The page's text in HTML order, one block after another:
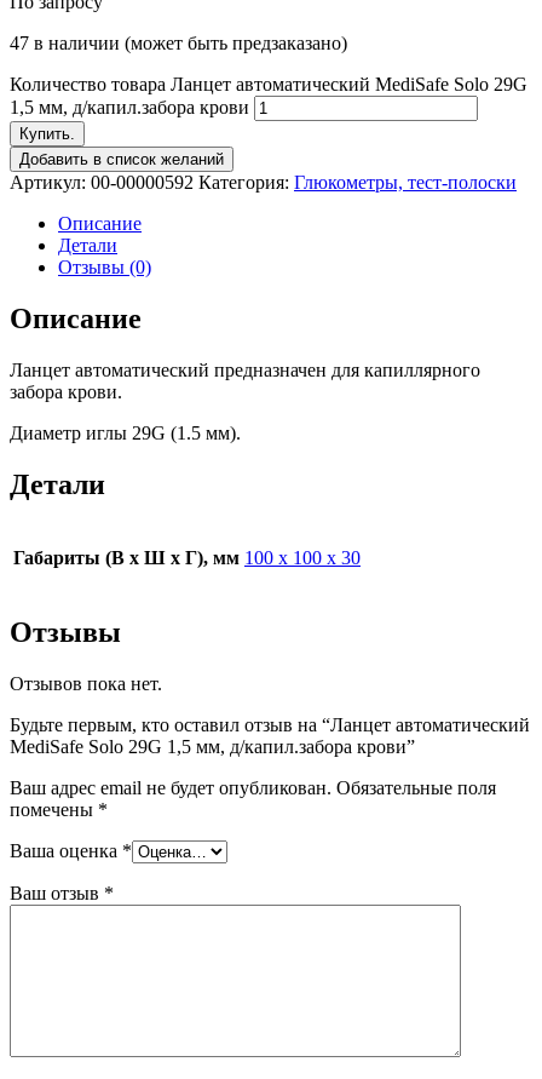
47 в наличии (может быть предзаказано)
Количество товара Ланцет автоматический MediSafe Solo 29G
1,5 мм, д/капил.забора крови
Купить.
Добавить в список желаний
Артикул: 00-00000592 Категория: Глюкометры, тест-полоски
Описание
Детали
Отзывы (0)
Описание
Ланцет автоматический предназначен для капиллярного
забора крови.
Диаметр иглы 29G (1.5 мм).
Детали
Габариты (В х Ш х Г), мм 100 х 100 х 30
Отзывы
Отзывов пока нет.
Будьте первым, кто оставил отзыв на “Ланцет автоматический
MediSafe Solo 29G 1,5 мм, д/капил.забора крови”
Ваш адрес email не будет опубликован. Обязательные поля
помечены *
Ваша оценка *
Ваш отзыв *